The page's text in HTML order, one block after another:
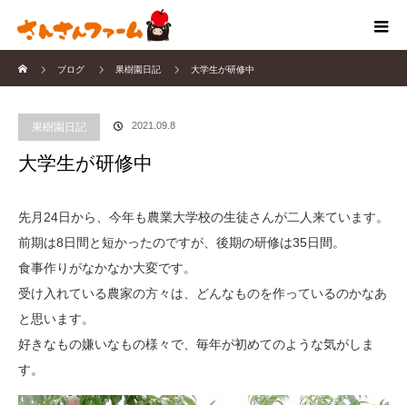
ブログ
果樹園日記 大学生が研修中
果樹園日記 2021.09.8
大学生が研修中
先月24日から、今年も農業大学校の生徒さんが二人来ています。
前期は8日間と短かったのですが、後期の研修は35日間。
食事作りがなかなか大変です。
受け入れている農家の方々は、どんなものを作っているのかなあ
と思います。
好きなもの嫌いなもの様々で、毎年が初めてのような気がしま
す。